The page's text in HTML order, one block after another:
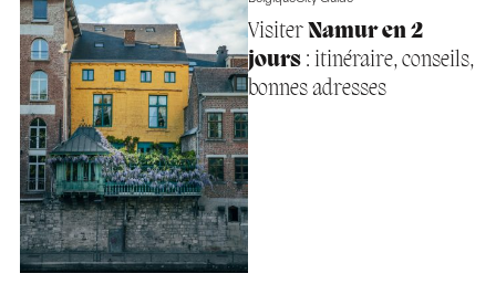
VisiterNamur en 2
jours: itinéraire, conseils,
bonnes adresses